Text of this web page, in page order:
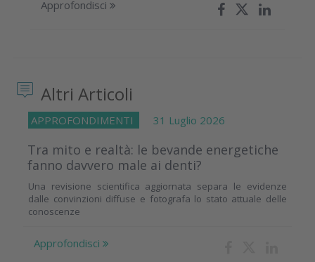
Approfondisci
Altri Articoli
APPROFONDIMENTI 31 Luglio 2026
Tra mito e realtà: le bevande energetiche
fanno davvero male ai denti?
Una revisione scientifica aggiornata separa le evidenze
dalle convinzioni diffuse e fotografa lo stato attuale delle
conoscenze
Approfondisci